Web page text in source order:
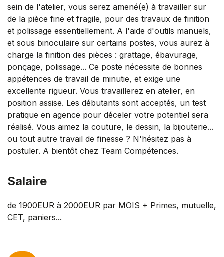
sein de l'atelier, vous serez amené(e) à travailler sur
de la pièce fine et fragile, pour des travaux de finition
et polissage essentiellement. A l'aide d'outils manuels,
et sous binoculaire sur certains postes, vous aurez à
charge la finition des pièces : grattage, ébavurage,
ponçage, polissage... Ce poste nécessite de bonnes
appétences de travail de minutie, et exige une
excellente rigueur. Vous travaillerez en atelier, en
position assise. Les débutants sont acceptés, un test
pratique en agence pour déceler votre potentiel sera
réalisé. Vous aimez la couture, le dessin, la bijouterie...
ou tout autre travail de finesse ? N'hésitez pas à
postuler. A bientôt chez Team Compétences.
Salaire
de 1900EUR à 2000EUR par MOIS + Primes, mutuelle,
CET, paniers...